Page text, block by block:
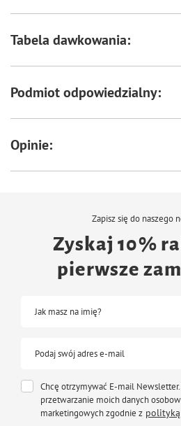
Tabela dawkowania:
Podmiot odpowiedzialny:
Opinie:
Zapisz się do naszego
Zyskaj 10%
pierwsze
Jak masz na imię?
Podaj swój adres e-mail
Chcę otrzymywać E-mail
przetwarzanie moich danych
marketingowych zgodnie z